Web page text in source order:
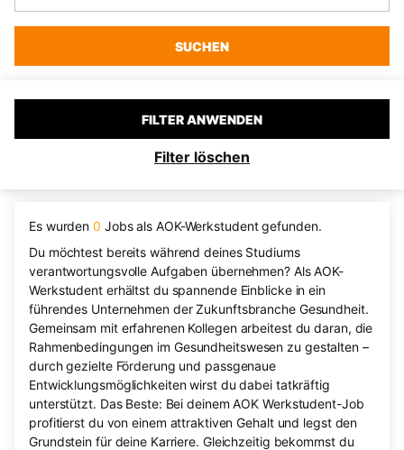
SUCHEN
FILTER ANWENDEN
Filter löschen
Es wurden0 Jobs als AOK-Werkstudent gefunden.
Du möchtest bereits während deines Studiums
verantwortungsvolle Aufgaben übernehmen? Als AOK-
Werkstudent erhältst du spannende Einblicke in ein
führendes Unternehmen der Zukunftsbranche Gesundheit.
Gemeinsam mit erfahrenen Kollegen arbeitest du daran, die
Rahmenbedingungen im Gesundheitswesen zu gestalten –
durch gezielte Förderung und passgenaue
Entwicklungsmöglichkeiten wirst du dabei tatkräftig
unterstützt. Das Beste: Bei deinem AOK Werkstudent-Job
profitierst du von einem attraktiven Gehalt und legst den
Grundstein für deine Karriere. Gleichzeitig bekommst du